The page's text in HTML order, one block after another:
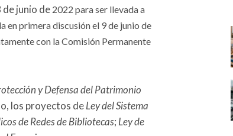
de junio de 2022 para ser llevada a
en primera discusión el 9 de junio de
con la Comisión Permanente
y Defensa del Patrimonio
los proyectos deLey del Sistema
de Redes de Bibliotecas; Ley de